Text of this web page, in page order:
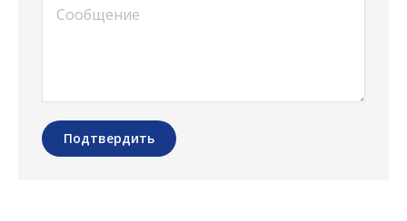
Сообщение
Подтвердить